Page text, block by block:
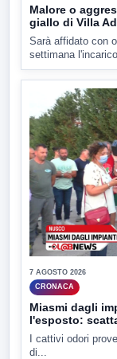
Malore o
giallo di Villa
Sarà affidato con
settimana
7 AGOSTO 2026
CRONACA
Miasmi dagli
l'esposto:
I cattivi odori
di...